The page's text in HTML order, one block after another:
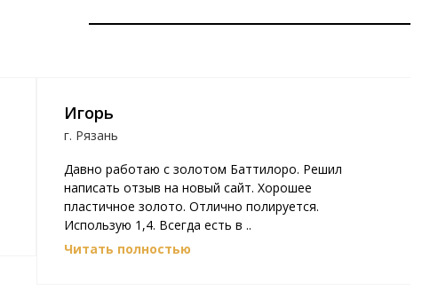
Игорь
г. Рязань
Давно работаю с золотом Баттилоро. Решил
написать отзыв на новый сайт. Хорошее
пластичное золото. Отлично полируется.
Использую 1,4. Всегда есть в ..
Читать полностью